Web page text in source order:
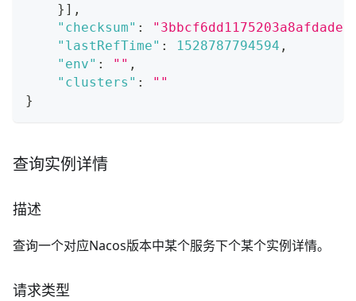
} ] ,
"checksum" :
"lastRefTime" : 1528787794594 ,
"env" : "" ,
"clusters" :
""
}
查询实例详情
描述
查询一个对应Nacos版本中某个服务下个某个实例详情。
请求类型